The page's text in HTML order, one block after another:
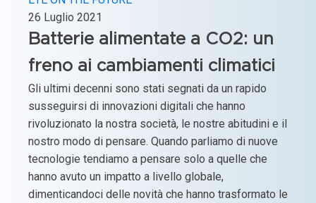
26 Luglio 2021
Batterie alimentate a CO2: un
freno ai cambiamenti climatici
Gli ultimi decenni sono stati segnati da un rapido
susseguirsi di innovazioni digitali che hanno
rivoluzionato la nostra società, le nostre abitudini e il
nostro modo di pensare. Quando parliamo di nuove
tecnologie tendiamo a pensare solo a quelle che
hanno avuto un impatto a livello globale,
dimenticandoci delle novità che hanno trasformato le